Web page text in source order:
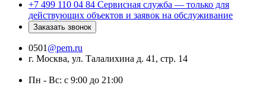
+7 499 110 04 84 Сервисная служба — только для
действующих объектов и заявок на обслуживание
Заказать звонок
0501 @pem.ru
г. Москва, ул. Талалихина д. 41, стр. 14
Пн - Вс: с 9:00 до 21:00